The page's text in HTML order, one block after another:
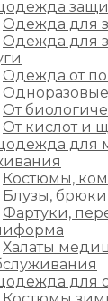
Одежда для
Одежда для
Одежда от
От
От кислот и
для
Костюмы,
Блузы,
Фартуки,
Халаты
для